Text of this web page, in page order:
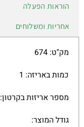
הוראות הפעלה
אחריות ומשלוחים
מק"ט: 674
כמות באריזה: 1
מספר אריזות בקרטון:
גודל המוצר: